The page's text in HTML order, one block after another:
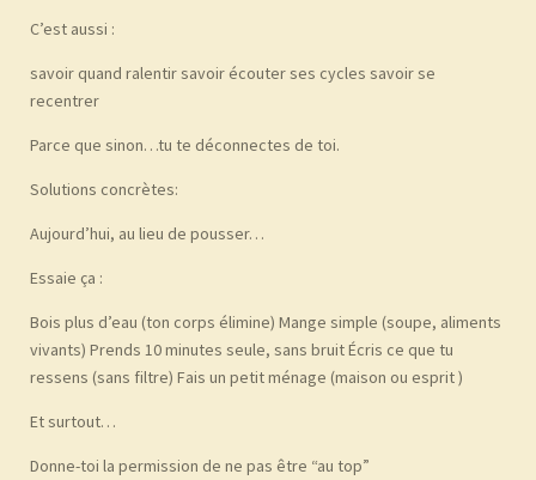
C’est aussi :
savoir quand ralentirsavoir écouter ses cycles savoir se
recentrer
Parce que sinon…tu te déconnectes de toi.
Solutions concrètes:
Aujourd’hui, au lieu de pousser…
Essaie ça :
Bois plus d’eau (ton corps élimine) Mange simple (soupe, aliments
vivants) Prends 10 minutes seule, sans bruitÉcris ce que tu
ressens (sans filtre) Fais un petit ménage (maison ou esprit)
Et surtout…
Donne-toi la permission de ne pas être “au top”